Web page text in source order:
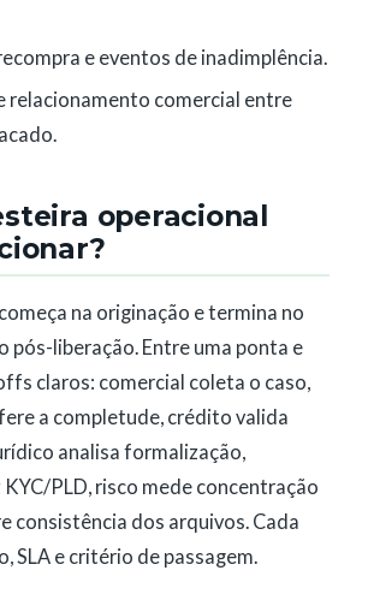
e eventos de inadimplência.
relacionamento comercial entre
operacional
na originação e termina no
pós-liberação. Entre uma ponta e
claros: comercial coleta o caso,
a completude, crédito valida
analisa formalização,
PLD, risco mede concentração
consistência dos arquivos. Cada
SLA e critério de passagem.